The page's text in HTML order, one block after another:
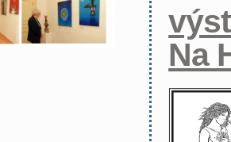
Na